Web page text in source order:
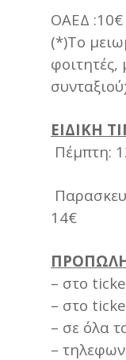
ΟΑΕΔ :10€
(*)Το
φοιτητές,
ΕΙΔΙΚΗ
Πέμπτη:
14€
– στο
– στο
– σε όλα
–